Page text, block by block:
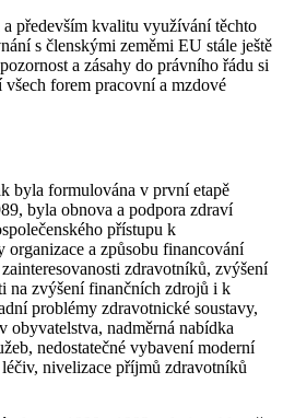
především kvalitu využívání těchto
s členskými zeměmi EU stále ještě
a zásahy do právního řádu si
forem pracovní a mzdové
byla formulována v první etapě
byla obnova a podpora zdraví
přístupu k
organizace a způsobu financování
zdravotníků, zvýšení
na zvýšení finančních zdrojů i k
problémy zdravotnické soustavy,
obyvatelstva, nadměrná nabídka
nedostatečné vybavení moderní
nivelizace příjmů zdravotníků